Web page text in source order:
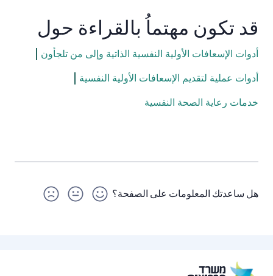
قد تكون مهتماُ بالقراءة حول
أدوات الإسعافات الأولية النفسية الذاتية وإلى من تلجأون
أدوات عملية لتقديم الإسعافات الأولية النفسية
خدمات رعاية الصحة النفسية
هل ساعدتك المعلومات على الصفحة؟